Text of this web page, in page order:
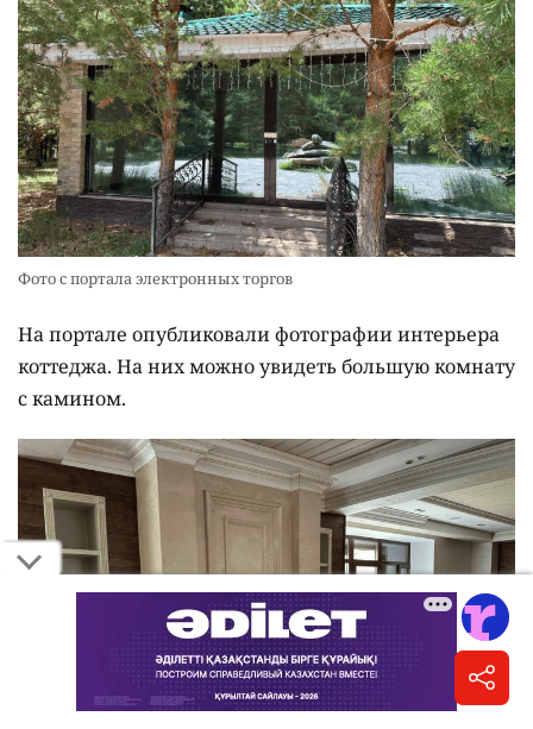
Фото с портала электронных торгов
На портале опубликовали фотографии интерьера
коттеджа. На них можно увидеть большую комнату
с камином.